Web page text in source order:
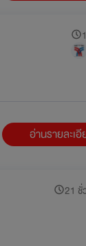
อ่านรายละเ
21 ชั่